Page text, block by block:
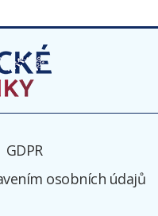
GDPR
osobních údajů